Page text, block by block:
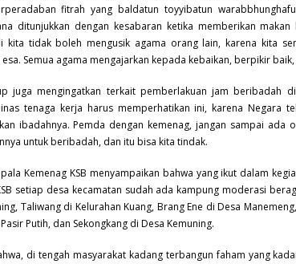
fitrah yang baldatun toyyibatun
ditunjukkan dengan kesabaran ketika memberikan
tidak boleh mengusik agama orang lain, karena kita
Semua agama mengajarkan kepada kebaikan, berpikir
juga mengingatkan terkait pemberlakuan jam beribadah
tenaga kerja harus memperhatikan ini, karena Negara
ibadahnya. Pemda dengan kemenag, jangan sampai ada
untuk beribadah, dan itu bisa kita tindak.
Kemenag KSB menyampaikan bahwa yang ikut dalam
setiap desa kecamatan sudah ada kampung moderasi
, Taliwang di Kelurahan Kuang, Brang Ene di Desa
Putih, dan Sekongkang di Desa Kemuning.
di tengah masyarakat kadang terbangun faham yang